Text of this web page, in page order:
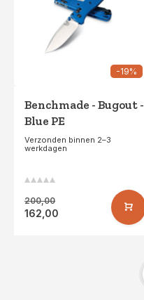
-19%
Benchmade - Bugout -
Blue PE
Verzonden binnen 2–3
werkdagen
200,00
162,00